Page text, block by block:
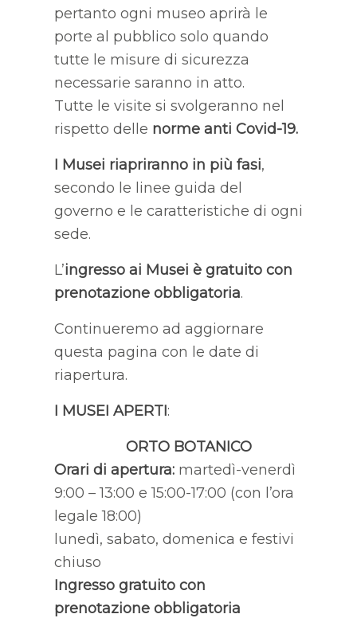
pertanto ogni museo aprirà le
porte al pubblico solo quando
tutte le misure di sicurezza
necessarie saranno in atto.
Tutte le visite si svolgeranno nel
rispetto delle norme anti Covid-19.
I Musei riapriranno in più fasi,
secondo le linee guida del
governo e le caratteristiche di ogni
sede.
L’ingresso ai Musei è gratuito con
prenotazione obbligatoria.
Continueremo ad aggiornare
questa pagina con le date di
riapertura.
I MUSEI APERTI:
ORTO BOTANICO
Orari di apertura: martedì-venerdì
9:00 – 13:00 e 15:00-17:00 (con l’ora
legale 18:00)
lunedì, sabato, domenica e festivi
chiuso
Ingresso gratuito con
prenotazione obbligatoria